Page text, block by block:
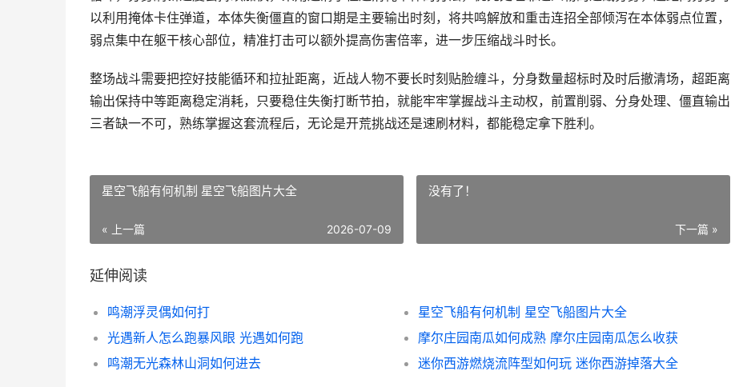
以利用掩体卡住弹道，本体失衡僵直的窗口期是主要输出时刻，将共鸣解放和重击连招全部倾泻在本体弱点位置，
弱点集中在躯干核心部位，精准打击可以额外提高伤害倍率，进一步压缩战斗时长。
整场战斗需要把控好技能循环和拉扯距离，近战人物不要长时刻贴脸缠斗，分身数量超标时及时后撤清场，超距离
输出保持中等距离稳定消耗，只要稳住失衡打断节拍，就能牢牢掌握战斗主动权，前置削弱、分身处理、僵直输出
三者缺一不可，熟练掌握这套流程后，无论是开荒挑战还是速刷材料，都能稳定拿下胜利。
星空飞船有何机制 星空飞船图片大全
« 上一篇 2026-07-09
没有了！
下一篇 »
延伸阅读
鸣潮浮灵偶如何打
星空飞船有何机制 星空飞船图片大全
光遇新人怎么跑暴风眼 光遇如何跑
摩尔庄园南瓜如何成熟 摩尔庄园南瓜怎么收获
鸣潮无光森林山洞如何进去
迷你西游燃烧流阵型如何玩 迷你西游掉落大全